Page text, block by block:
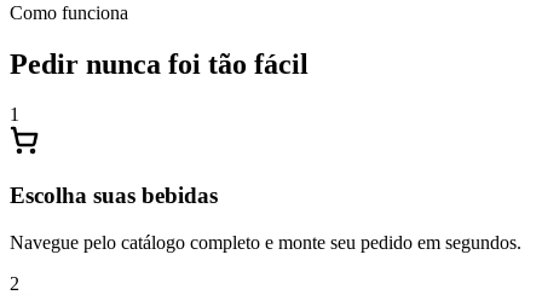
Como funciona
Pedir nunca foi tão fácil
1
Escolha suas bebidas
Navegue pelo catálogo completo e monte seu pedido em segundos.
2